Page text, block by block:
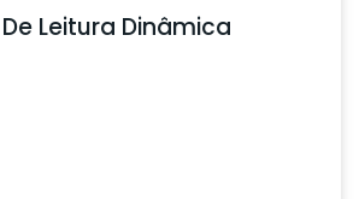
Leitura Dinâmica